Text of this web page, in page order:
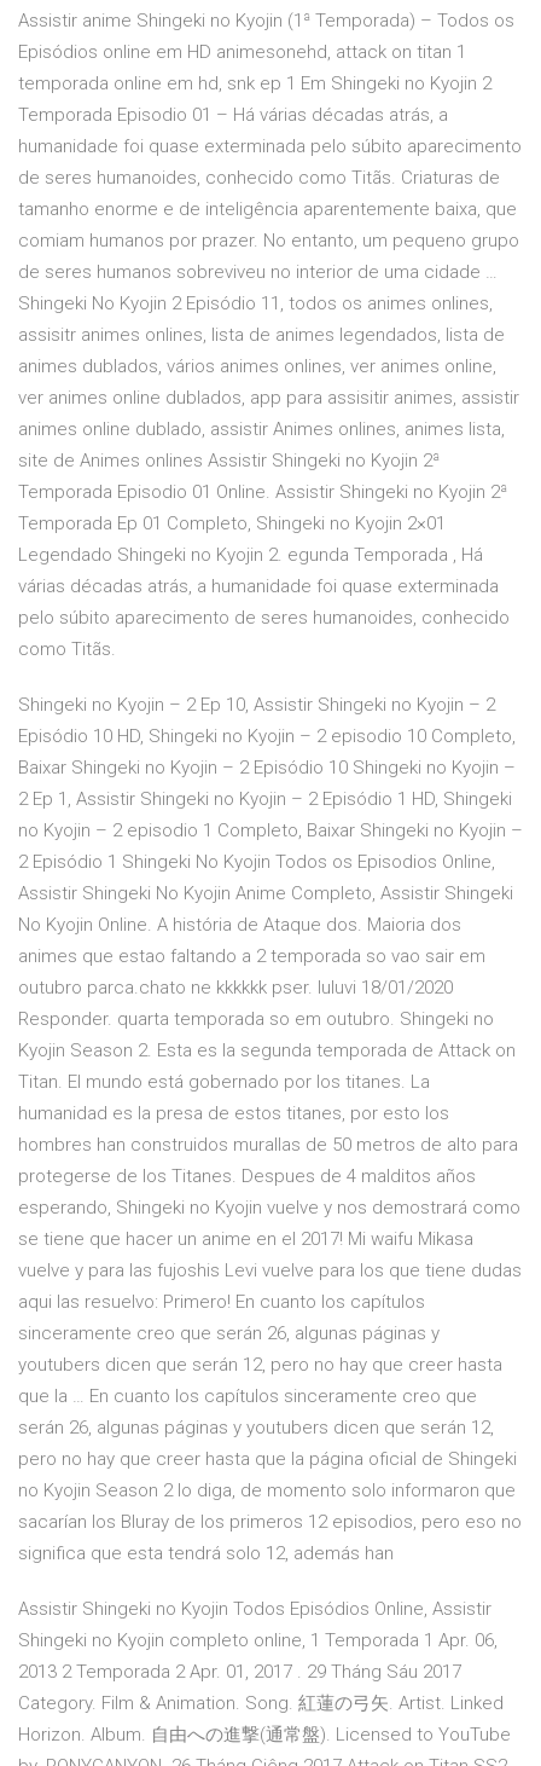
Assistir anime Shingeki no Kyojin (1ª Temporada) – Todos os
Episódios online em HD animesonehd, attack on titan 1
temporada online em hd, snk ep 1 Em Shingeki no Kyojin 2
Temporada Episodio 01 – Há várias décadas atrás, a
humanidade foi quase exterminada pelo súbito aparecimento
de seres humanoides, conhecido como Titãs. Criaturas de
tamanho enorme e de inteligência aparentemente baixa, que
comiam humanos por prazer. No entanto, um pequeno grupo
de seres humanos sobreviveu no interior de uma cidade …
Shingeki No Kyojin 2 Episódio 11, todos os animes onlines,
assisitr animes onlines, lista de animes legendados, lista de
animes dublados, vários animes onlines, ver animes online,
ver animes online dublados, app para assisitir animes, assistir
animes online dublado, assistir Animes onlines, animes lista,
site de Animes onlines Assistir Shingeki no Kyojin 2ª
Temporada Episodio 01 Online. Assistir Shingeki no Kyojin 2ª
Temporada Ep 01 Completo, Shingeki no Kyojin 2×01
Legendado Shingeki no Kyojin 2. egunda Temporada , Há
várias décadas atrás, a humanidade foi quase exterminada
pelo súbito aparecimento de seres humanoides, conhecido
como Titãs.
Shingeki no Kyojin – 2 Ep 10, Assistir Shingeki no Kyojin – 2
Episódio 10 HD, Shingeki no Kyojin – 2 episodio 10 Completo,
Baixar Shingeki no Kyojin – 2 Episódio 10 Shingeki no Kyojin –
2 Ep 1, Assistir Shingeki no Kyojin – 2 Episódio 1 HD, Shingeki
no Kyojin – 2 episodio 1 Completo, Baixar Shingeki no Kyojin –
2 Episódio 1 Shingeki No Kyojin Todos os Episodios Online,
Assistir Shingeki No Kyojin Anime Completo, Assistir Shingeki
No Kyojin Online. A história de Ataque dos. Maioria dos
animes que estao faltando a 2 temporada so vao sair em
outubro parca.chato ne kkkkkk pser. luluvi 18/01/2020
Responder. quarta temporada so em outubro. Shingeki no
Kyojin Season 2. Esta es la segunda temporada de Attack on
Titan. El mundo está gobernado por los titanes. La
humanidad es la presa de estos titanes, por esto los
hombres han construidos murallas de 50 metros de alto para
protegerse de los Titanes. Despues de 4 malditos años
esperando, Shingeki no Kyojin vuelve y nos demostrará como
se tiene que hacer un anime en el 2017! Mi waifu Mikasa
vuelve y para las fujoshis Levi vuelve para los que tiene dudas
aqui las resuelvo: Primero! En cuanto los capítulos
sinceramente creo que serán 26, algunas páginas y
youtubers dicen que serán 12, pero no hay que creer hasta
que la … En cuanto los capítulos sinceramente creo que
serán 26, algunas páginas y youtubers dicen que serán 12,
pero no hay que creer hasta que la página oficial de Shingeki
no Kyojin Season 2 lo diga, de momento solo informaron que
sacarían los Bluray de los primeros 12 episodios, pero eso no
significa que esta tendrá solo 12, además han
Assistir Shingeki no Kyojin Todos Episódios Online, Assistir
Shingeki no Kyojin completo online, 1 Temporada 1 Apr. 06,
2013 2 Temporada 2 Apr. 01, 2017 . 29 Tháng Sáu 2017
Category. Film & Animation. Song. 紅蓮の弓矢. Artist. Linked
Horizon. Album. 自由への進撃(通常盤). Licensed to YouTube